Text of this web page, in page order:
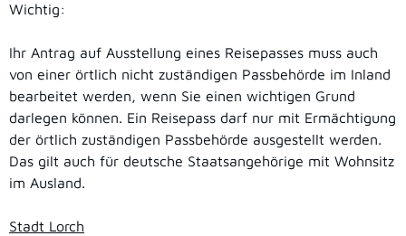
Wichtig:
Ihr Antrag auf Ausstellung eines Reisepasses muss auch
von einer örtlich nicht zuständigen Passbehörde im Inland
bearbeitet werden, wenn Sie einen wichtigen Grund
darlegen können. Ein Reisepass darf nur mit Ermächtigung
der örtlich zuständigen Passbehörde ausgestellt werden.
Das gilt auch für deutsche Staatsangehörige mit Wohnsitz
im Ausland.
Stadt Lorch